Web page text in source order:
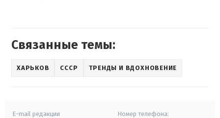
Связанные темы:
ХАРЬКОВ СССР ТРЕНДЫ И ВДОХНОВЕНИЕ
E-mail редакции Номер телефона: